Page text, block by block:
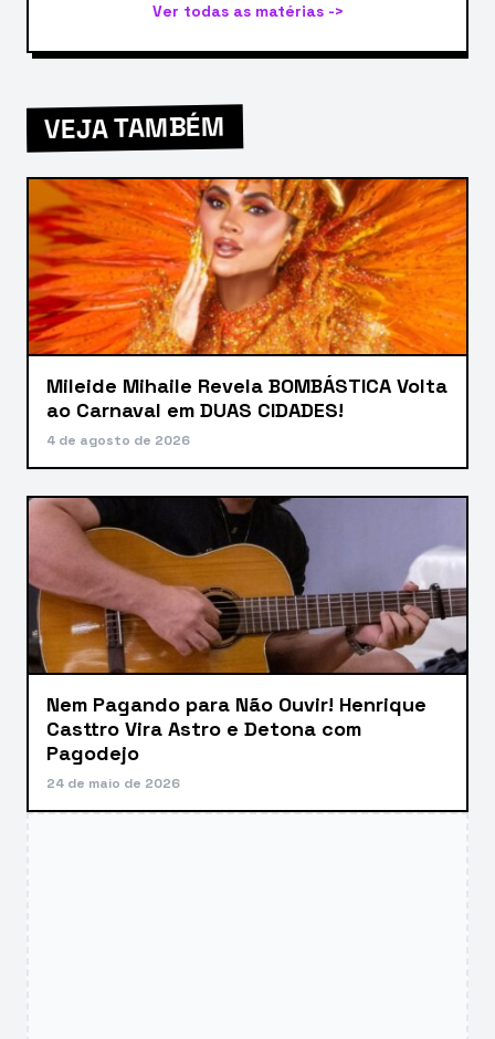
Ver todas as matérias ->
VEJA TAMBÉM
Mileide Mihaile Revela BOMBÁSTICA Volta
ao Carnaval em DUAS CIDADES!
4 de agosto de 2026
Nem Pagando para Não Ouvir! Henrique
Casttro Vira Astro e Detona com
Pagodejo
24 de maio de 2026